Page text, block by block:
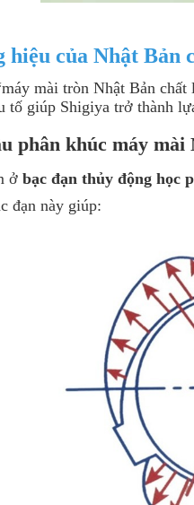
của Nhật Bản
mài tròn Nhật Bản
tố giúp Shigiya trở thành
phân khúc máy mài
ở bạc đạn thủy động học
đạn này giúp: